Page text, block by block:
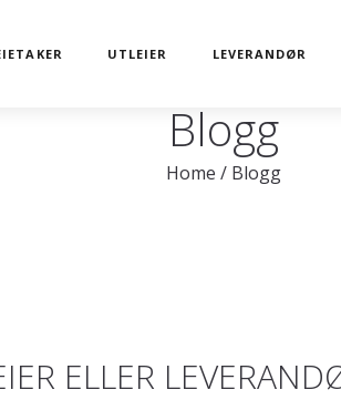
UTLEIER LEVERANDØR
Blogg
Home / Blogg
ELLER